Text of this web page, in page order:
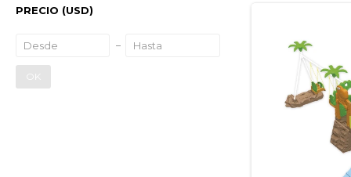
PRECIO (USD)
OK